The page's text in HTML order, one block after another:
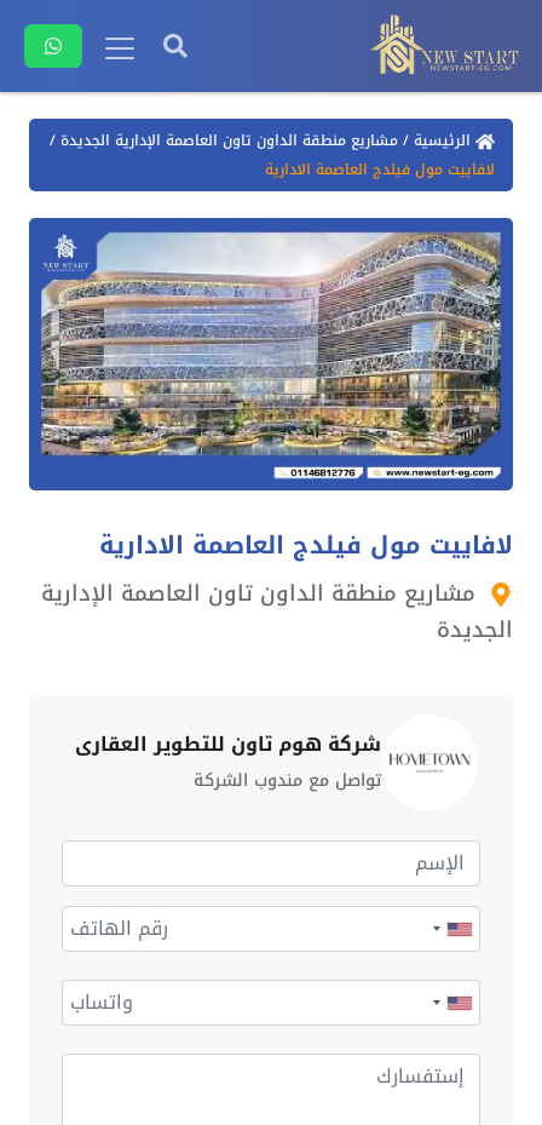
الرئيسية/مشاريع منطقة الداون تاون العاصمة الإدارية الجديدة/
لافاييت مول فيلدج العاصمة الادارية
لافاييت مول فيلدج العاصمة الادارية
مشاريع منطقة الداون تاون العاصمة الإدارية
الجديدة
شركة هوم تاون للتطوير العقاري
تواصل مع مندوب الشركة